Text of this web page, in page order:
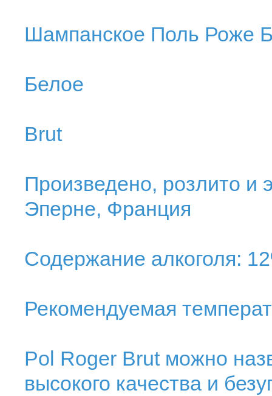
Шампанское Поль Роже
Белое
Brut
Произведено, розлито и
Эперне, Франция
Содержание алкоголя:
Рекомендуемая
Pol Roger Brut можно
высокого качества и